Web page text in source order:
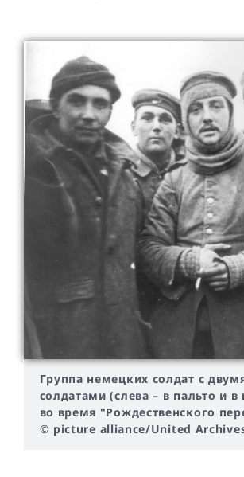
Группа немецких солдат с
солдатами (слева– в пальто и в
во время "Рождественского
© picture alliance/United